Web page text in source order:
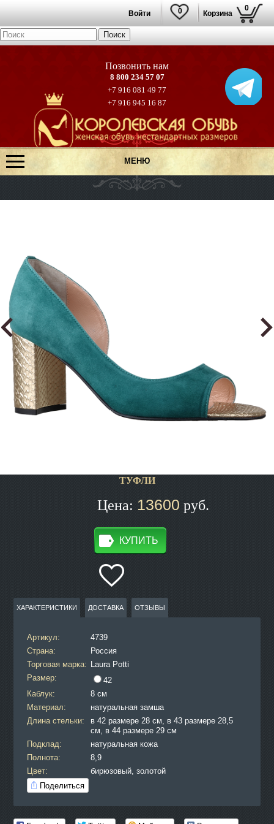
Корзина
0
0
Войти
8 800 234 57 07
+7 916 081 49 77
+7 916 945 16 87
МЕНЮ
ТУФЛИ
Цена: 13600 руб.
КУПИТЬ
ХАРАКТЕРИСТИКИ ДОСТАВКА ОТЗЫВЫ
Артикул:
4739
Страна:
Россия
Торговая марка: Laura Potti
Размер:
42
Каблук:
8 см
Материал:
натуральная замша
Длина стельки:
в 42 размере 28 см, в 43 размере 28,5
см, в 44 размере 29 см
Подклад:
натуральная кожа
Полнота:
8,9
Цвет:
бирюзовый, золотой
Поделиться